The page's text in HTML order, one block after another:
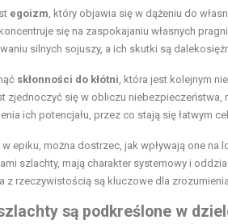
egoizm, który objawia się w dążeniu do
się na zaspokajaniu własnych
silnych sojuszy, a ich skutki są
skłonności do kłótni, która jest kolejnym
zjednoczyć się w obliczu
ich potencjału, przez co stają się łatwym
epiku, można dostrzec, jak wpływają one
szlachty, mają charakter systemowy i
z rzeczywistością są kluczowe dla
są podkreślone w